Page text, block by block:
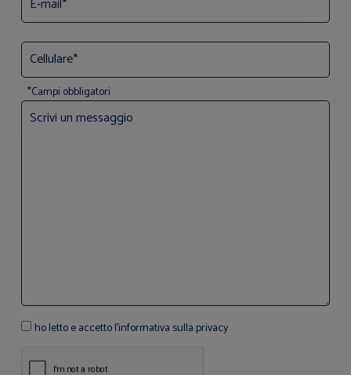
*Campi obbligatori
ho letto e accetto l'informativa sulla privacy